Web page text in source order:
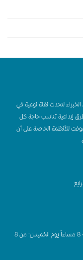
لتحدث نقلة نوعية في
إبداعية تناسب حاجة كل
للأنظمة الخاصة على أن
من 8 صباحا - 12 ظهراً ومن 4 عصراً - 8 مساءاً يوم الخميس: من 8